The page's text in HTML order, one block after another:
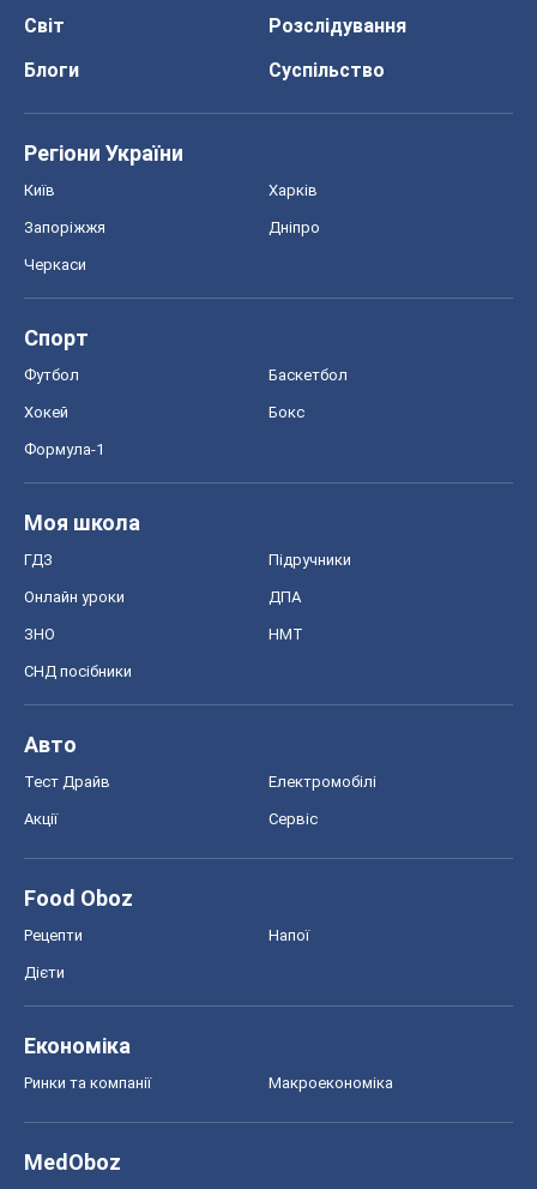
Світ
Розслідування
Блоги
Суспільство
Регіони України
Київ Харків
Запоріжжя Дніпро
Черкаси
Спорт
Футбол Баскетбол
Хокей Бокс
Формула-1
Моя школа
ГДЗ Підручники
Онлайн уроки ДПА
ЗНО НМТ
СНД посібники
Авто
Тест Драйв Електромобілі
Акції Сервіс
Food Oboz
Рецепти Напої
Дієти
Економіка
Ринки та компанії Макроекономіка
MedOboz